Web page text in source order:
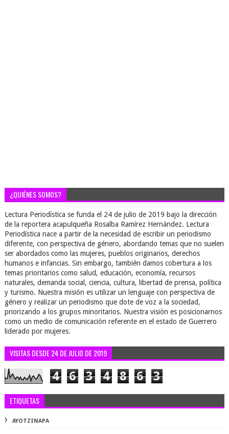
¿QUIÉNES SOMOS?
Lectura Periodística se funda el 24 de julio de 2019 bajo la dirección
de la reportera acapulqueña Rosalba Ramírez Hernández. Lectura
Periodística nace a partir de la necesidad de escribir un periodismo
diferente, con perspectiva de género, abordando temas que no suelen
ser abordados como las mujeres, pueblos originarios, derechos
humanos e infancias. Sin embargo, también damos cobertura a los
temas prioritarios como salud, educación, economía, recursos
naturales, demanda social, ciencia, cultura, libertad de prensa, política
y turismo. Nuestra misión es utilizar un lenguaje con perspectiva de
género y realizar un periodismo que dote de voz a la sociedad,
priorizando a los grupos minoritarios. Nuestra visión es posicionarnos
como un medio de comunicación referente en el estado de Guerrero
liderado por mujeres.
VISITAS DESDE 24 DE JULIO DE 2019
4 6 3 4 8 6 3
ETIQUETAS
AYOTZINAPA